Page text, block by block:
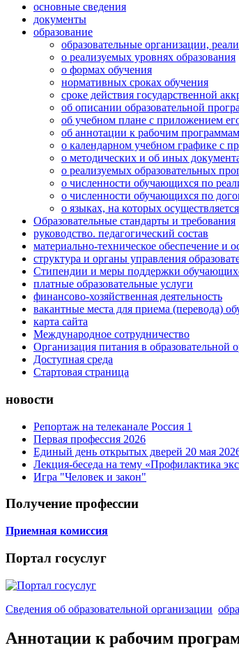
основные сведения
документы
образование
образовательные организации,
о реализуемых уровнях образования
о формах обучения
нормативных сроках обучения
сроке действия государственной
об описании образовательной
об учебном плане с приложением
об аннотации к рабочим
о календарном учебном графике с
о методических и об иных
о реализуемых образовательных
о численности обучающихся по
о численности обучающихся по
о языках, на которых
Образовательные стандарты и требования
руководство. педагогический состав
материально-техническое обеспечение и
структура и органы управления
Стипендии и меры поддержки
платные образовательные услуги
финансово-хозяйственная деятельность
вакантные места для приема (перевода)
карта сайта
Международное сотрудничество
Организация питания в образовательной
Доступная среда
Стартовая страница
новости
Репортаж на телеканале Россия 1
Первая профессия 2026
Единый день открытых дверей 20 мая
Лекция-беседа на тему «Профилактика
Игра "Человек и закон"
Получение профессии
Приемная комиссия
Портал госуслуг
Сведения об образовательной организации
Аннотации к рабочим